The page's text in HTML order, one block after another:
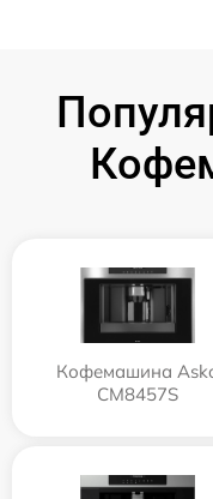
Кофемашина
CM8457S